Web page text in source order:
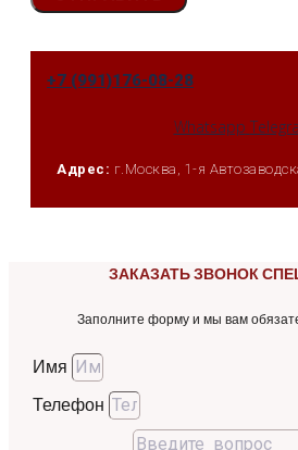
+7 (991)176-08-28
Whatsapp
Адрес: г.Москва, 1-я
ЗАКАЗАТЬ ЗВОНОК
Заполните форму и мы вам
Имя
Телефон